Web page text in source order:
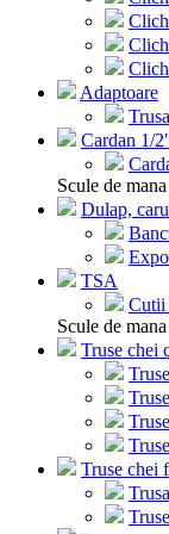
Adaptoare
Cardan 1/
Scule de
Dulap,
TSA
Cutii
Scule de
Truse chei
Truse chei